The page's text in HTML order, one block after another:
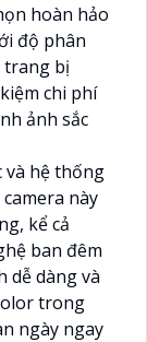
hoàn hảo
độ phân
trang bị
chi phí
ảnh sắc
và hệ thống
này
kể cả
ban đêm
dễ dàng và
trong
ngày ngay